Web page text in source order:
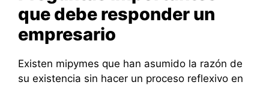
que debe responder un
empresario
Existen mipymes que han asumido la razón de
su existencia sin hacer un proceso reflexivo en